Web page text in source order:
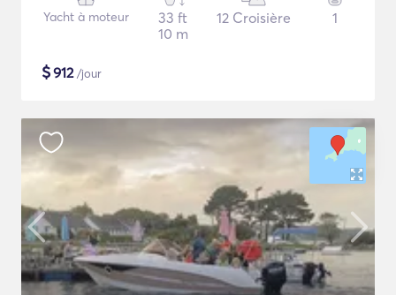
Yacht à moteur
33 ft
10 m
12 Croisière 1
$912/jour